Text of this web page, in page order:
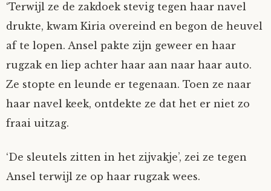
SirTeddy
Spelican
Stefan
Sunniva
Switch
‘Terwijl ze de zakdoek stevig tegen haar navel
drukte, kwam Kiria overeind en begon de heuvel
af te lopen. Ansel pakte zijn geweer en haar
rugzak en liep achter haar aan naar haar auto.
Ze stopte en leunde er tegenaan. Toen ze naar
haar navel keek, ontdekte ze dat het er niet zo
fraai uitzag.
‘De sleutels zitten in het zijvakje’, zei ze tegen
Ansel terwijl ze op haar rugzak wees.